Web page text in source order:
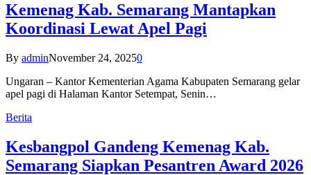
Kemenag Kab. Semarang Mantapkan
Koordinasi Lewat Apel Pagi
By adminNovember 24, 20250
Ungaran – Kantor Kementerian Agama Kabupaten Semarang gelar
apel pagi di Halaman Kantor Setempat, Senin…
Berita
Kesbangpol Gandeng Kemenag Kab.
Semarang Siapkan Pesantren Award 2026